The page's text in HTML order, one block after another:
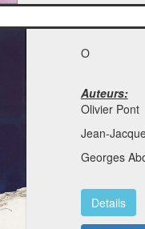
O
Auteurs:
Olivier Pont
Georges
Details